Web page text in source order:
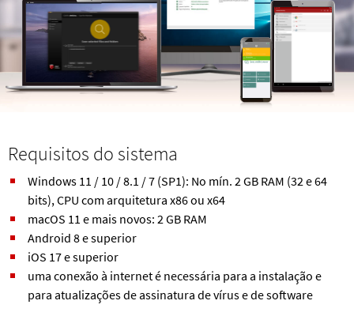
Requisitos do sistema
Windows 11 / 10 / 8.1 / 7 (SP1): No mín. 2 GB RAM (32 e 64
bits), CPU com arquitetura x86 ou x64
macOS 11 e mais novos: 2 GB RAM
Android 8 e superior
iOS 17 e superior
uma conexão à internet é necessária para a instalação e
para atualizações de assinatura de vírus e de software